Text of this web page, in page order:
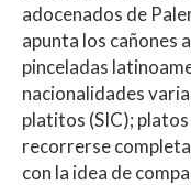
adocenados de
apunta los cañones
pinceladas
nacionalidades
platitos (SIC);
recorrerse
con la idea de